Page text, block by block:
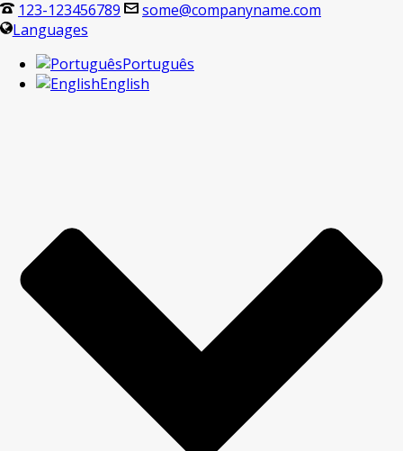
123-123456789
some@companyname.com
Languages
Português
English